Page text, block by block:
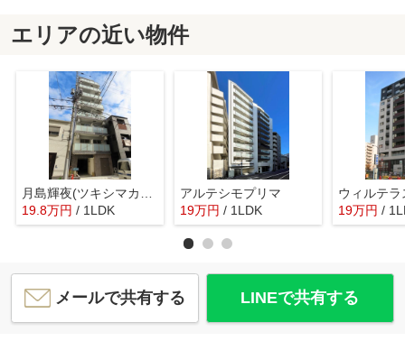
エリアの近い物件
19.8万円 / 1LDK
アルテシモプリマ
19万円 / 1LDK 19万円 /
メールで共有する LINEで共有する